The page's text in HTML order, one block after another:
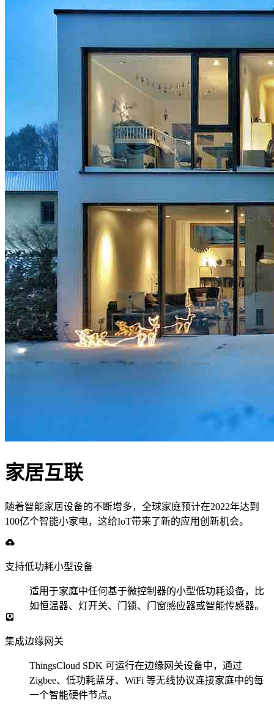
家居互联
随着智能家居设备的不断增多，全球家庭预计在2022年达到
100亿个智能小家电，这给IoT带来了新的应用创新机会。
支持低功耗小型设备
适用于家庭中任何基于微控制器的小型低功耗设备，比
如恒温器、灯开关、门锁、门窗感应器或智能传感器。
集成边缘网关
ThingsCloud SDK 可运行在边缘网关设备中，通过
Zigbee、低功耗蓝牙、WiFi 等无线协议连接家庭中的每
一个智能硬件节点。